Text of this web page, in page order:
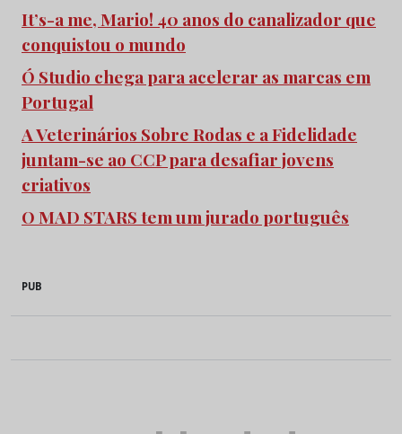
It’s-a me, Mario! 40 anos do canalizador que
conquistou o mundo
Ó Studio chega para acelerar as marcas em
Portugal
A Veterinários Sobre Rodas e a Fidelidade
juntam-se ao CCP para desafiar jovens
criativos
O MAD STARS tem um jurado português
PUB